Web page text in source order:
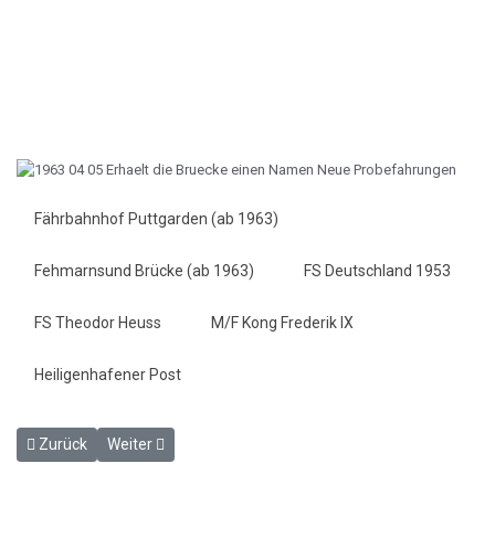
Fährbahnhof Puttgarden (ab 1963)
Fehmarnsund Brücke (ab 1963) FS Deutschland 1953
FS Theodor Heuss M/F Kong Frederik IX
Heiligenhafener Post
Vorheriger Beitrag: Demontagebeginn in Großenbrode-Kai - HP
Zurück Nächster Beitrag: Dem Endspurt entgegen - Fehmarn
Weiter